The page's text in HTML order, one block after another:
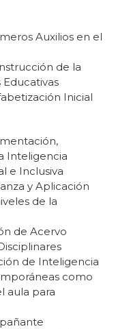
Auxilios en el
de la
Inicial
Inteligencia
e Inclusiva
y Aplicación
de la
de Acervo
de Inteligencia
como
aula para